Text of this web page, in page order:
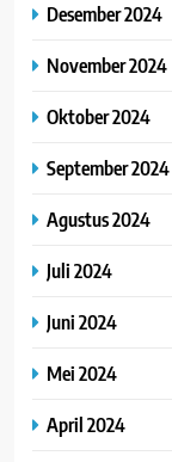
Desember 2024
November 2024
Oktober 2024
September 2024
Agustus 2024
Juli 2024
Juni 2024
Mei 2024
April 2024